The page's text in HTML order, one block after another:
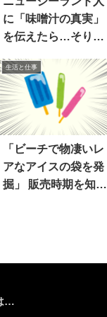
に「味噌汁の真実」
を伝えたら…そりゃ
生活と仕事
「ビーチで物凄いレ
アなアイスの袋を発
掘」 販売時期を知っ
…